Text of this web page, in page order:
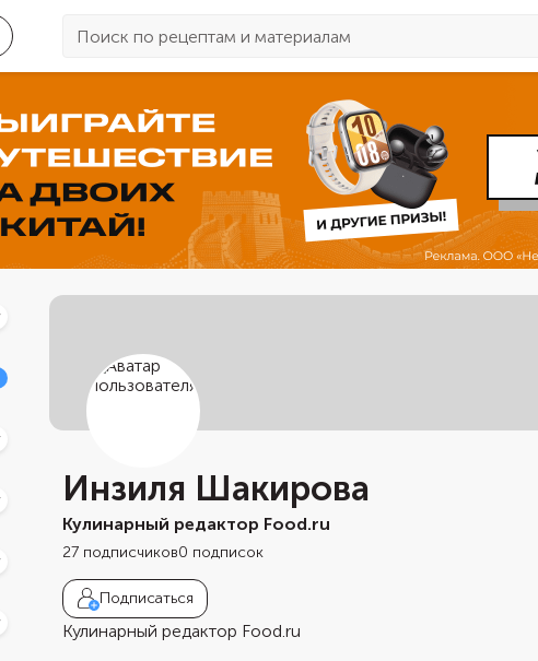
Инзиля Шакирова
Кулинарный редактор Food.ru
27 подписчиков0 подписок
Подписаться
Кулинарный редактор Food.ru